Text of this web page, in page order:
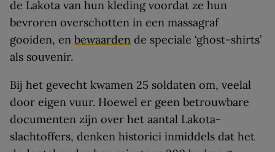
de Lakota van hun kleding voordat ze hun
bevroren overschotten in een massagraf
gooiden, en bewaarden de speciale ‘ghost-shirts’
als souvenir.
Bij het gevecht kwamen 25 soldaten om, veelal
door eigen vuur. Hoewel er geen betrouwbare
documenten zijn over het aantal Lakota-
slachtoffers, denken historici inmiddels dat het